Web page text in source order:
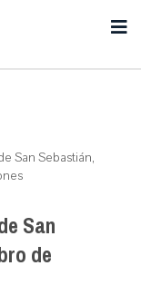
San Sebastián,
San
de